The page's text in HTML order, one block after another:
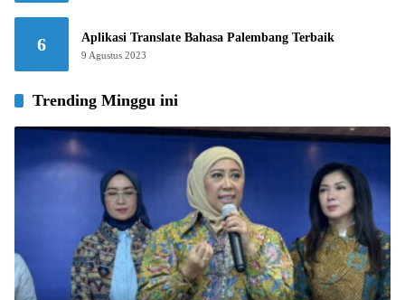
6 Aplikasi Translate Bahasa Palembang Terbaik
9 Agustus 2023
Trending Minggu ini